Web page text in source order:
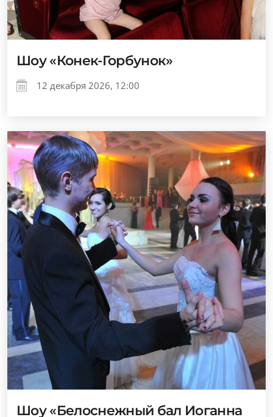
Шоу «Конек-Горбунок»
12 декабря 2026, 12:00
Шоу «Белоснежный бал Иоганна